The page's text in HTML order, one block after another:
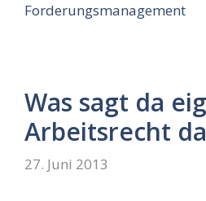
Forderungsmanagement
Was sagt da
Arbeitsrecht
27. Juni 2013